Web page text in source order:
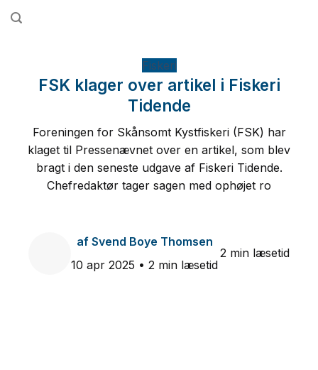
Fortsæt
Fiskeri
FSK klager over artikel i Fiskeri
Tidende
Foreningen for Skånsomt Kystfiskeri (FSK) har
klaget til Pressenævnet over en artikel, som blev
bragt i den seneste udgave af Fiskeri Tidende.
Chefredaktør tager sagen med ophøjet ro
afSvend Boye Thomsen
10 apr 2025 • 2 min læsetid
2 min læsetid